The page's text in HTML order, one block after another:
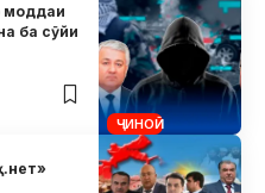
ҶИНОӢ
моддаи
ба сӯйи